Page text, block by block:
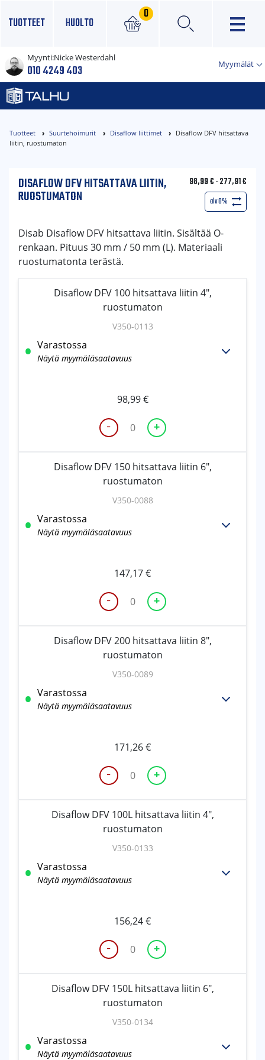
TUOTTEET HUOLTO
0
×
Myynti:Nicke Westerdahl
010 4249 403 Myymälät
Tuotteet Suurtehoimurit Disaflow liittimet
Disaflow DFV hitsattava
liitin, ruostumaton
DISAFLOW DFV HITSATTAVA LIITIN,
RUOSTUMATON
98,99€-277,91€
alv 0%
Disab Disaflow DFV hitsattava liitin. Sisältää O-
renkaan. Pituus 30 mm / 50 mm (L). Materiaali
ruostumatonta terästä.
-
Disaflow
DFV
hitsattava
liitin
määrä
+
Disaflow DFV 100 hitsattava liitin 4",
ruostumaton
V350-0113
Varastossa
Näytä myymäläsaatavuus
98,99€
-
Disaflow
DFV
hitsattava
liitin
määrä
+
Disaflow DFV 150 hitsattava liitin 6",
ruostumaton
V350-0088
Varastossa
Näytä myymäläsaatavuus
147,17€
-
Disaflow
DFV
hitsattava
liitin
määrä
+
Disaflow DFV 200 hitsattava liitin 8",
ruostumaton
V350-0089
Varastossa
Näytä myymäläsaatavuus
171,26€
-
Disaflow
DFV
hitsattava
liitin
määrä
+
Disaflow DFV 100L hitsattava liitin 4",
ruostumaton
V350-0133
Varastossa
Näytä myymäläsaatavuus
156,24€
Disaflow DFV 150L hitsattava liitin 6",
ruostumaton
V350-0134
Varastossa
Näytä myymäläsaatavuus